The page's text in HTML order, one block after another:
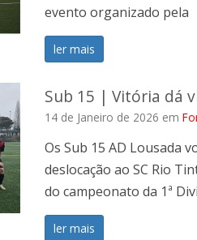
evento organizado pela
ler mais
Sub 15 | Vitória dá
14 de Janeiro de 2026 em
Os Sub 15 AD Lousada
deslocação ao SC Rio
do campeonato da 1ª
ler mais